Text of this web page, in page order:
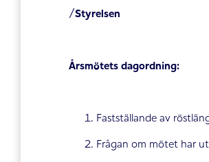
/Styrelsen
Årsmötets dagordning:
Fastställande av
Frågan om mötet har